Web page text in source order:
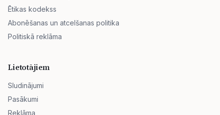
Ētikas kodekss
Abonēšanas un atcelšanas politika
Politiskā reklāma
Lietotājiem
Sludinājumi
Pasākumi
Reklāma